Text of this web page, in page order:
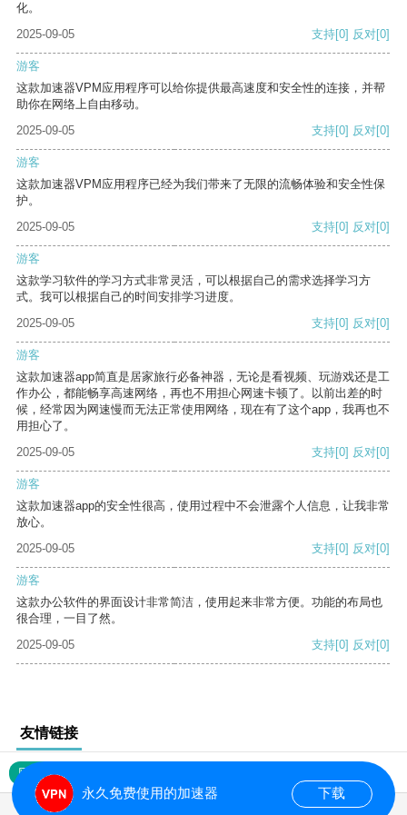
化。
2025-09-05
支持[0] 反对[0]
游客
这款加速器VPM应用程序可以给你提供最高速度和安全性的连接，并帮
助你在网络上自由移动。
2025-09-05
支持[0] 反对[0]
游客
这款加速器VPM应用程序已经为我们带来了无限的流畅体验和安全性保
护。
2025-09-05
支持[0] 反对[0]
游客
这款学习软件的学习方式非常灵活，可以根据自己的需求选择学习方
式。我可以根据自己的时间安排学习进度。
2025-09-05
支持[0] 反对[0]
游客
这款加速器app简直是居家旅行必备神器，无论是看视频、玩游戏还是工
作办公，都能畅享高速网络，再也不用担心网速卡顿了。以前出差的时
候，经常因为网速慢而无法正常使用网络，现在有了这个app，我再也不
用担心了。
2025-09-05
支持[0] 反对[0]
游客
这款加速器app的安全性很高，使用过程中不会泄露个人信息，让我非常
放心。
2025-09-05
支持[0] 反对[0]
游客
这款办公软件的界面设计非常简洁，使用起来非常方便。功能的布局也
很合理，一目了然。
2025-09-05
支持[0] 反对[0]
友情链接
网站地图
永久免费使用的加速器 下载